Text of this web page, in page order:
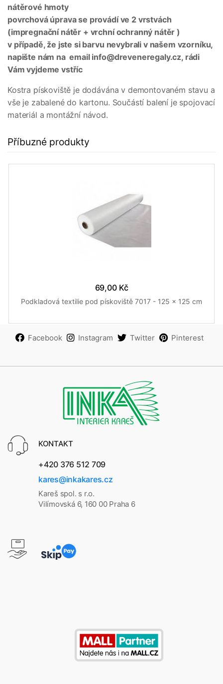
nátěrové hmoty
povrchová úprava se provádí ve 2 vrstvách
(impregnační nátěr + vrchní ochranný nátěr )
v případě, že jste si barvu nevybrali v našem vzorníku,
napište nám na email info@dreveneregaly.cz, rádi
Vám vyjdeme vstříc
Kostra pískoviště je dodávána v demontovaném stavu a
vše je zabalené do kartonu. Součástí balení je spojovací
materiál a montážní návod.
Příbuzné produkty
69,00 Kč
Podkladová textilie pod pískoviště 7017 - 125 x 125 cm
Facebook Instagram Twitter Pinterest
KONTAKT
+420 376 512 709
kares@inkakares.cz
Kareš spol. s r.o.
Vilímovská 6, 160 00 Praha 6